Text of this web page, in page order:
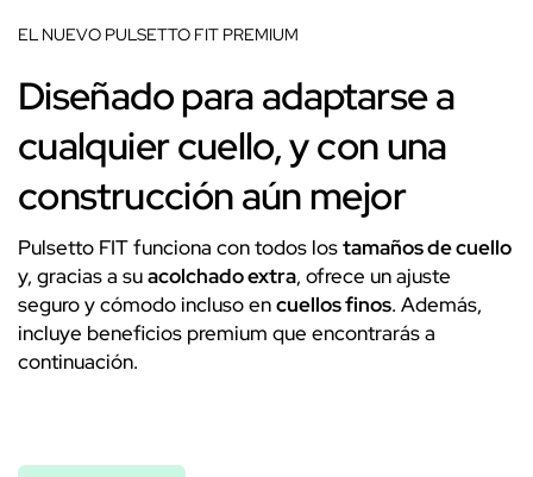
EL NUEVO PULSETTO FIT PREMIUM
Diseñado para adaptarse a
cualquier cuello, y con una
construcción aún mejor
Pulsetto FIT funciona con todos lostamaños de cuello
y, gracias a suacolchado extra, ofrece un ajuste
seguro y cómodo incluso encuellos finos. Además,
incluye beneficios premium que encontrarás a
continuación.